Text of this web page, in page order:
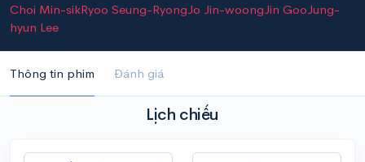
Choi Min-sikRyoo Seung-RyongJo Jin-woongJin GooJung-
hyun Lee
Thông tin phim Đánh giá
Lịch chiếu